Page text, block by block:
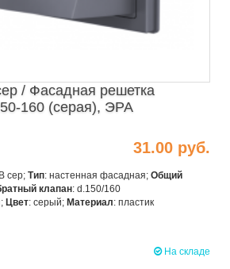
/ Фасадная решетка
160 (серая), ЭРА
31.00 руб.
сер; Тип: настенная фасадная; Общий
клапан: d.150/160
Цвет: серый; Материал: пластик
На складе